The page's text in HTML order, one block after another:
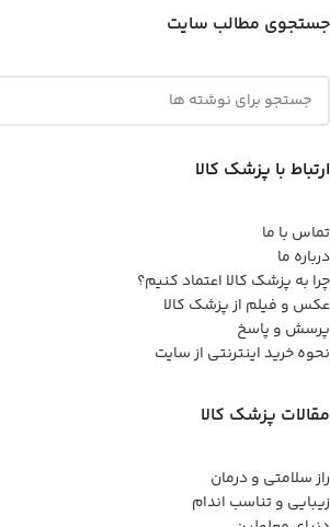
جستجوی مطالب سایت
ارتباط با پزشک کالا
تماس با ما
درباره ما
چرا به پزشک کالا اعتماد کنیم؟
عکس و فیلم از پزشک کالا
پرسش و پاسخ
نحوه خرید اینترنتی از سایت
مقالات پزشک کالا
راز سلامتی و درمان
زیبایی و تناسب اندام